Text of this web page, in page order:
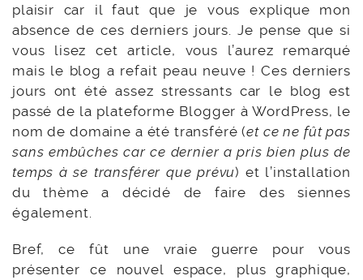
plaisir car il faut que je vous explique mon
absence de ces derniers jours. Je pense que si
vous lisez cet article, vous l’aurez remarqué
mais le blog a refait peau neuve ! Ces derniers
jours ont été assez stressants car le blog est
passé de la plateforme Blogger à WordPress, le
nom de domaine a été transféré (et ce ne fût pas
sans embûches car ce dernier a pris bien plus de
temps à se transférer que prévu) et l’installation
du thème a décidé de faire des siennes
également.
Bref, ce fût une vraie guerre pour vous
présenter ce nouvel espace, plus graphique,